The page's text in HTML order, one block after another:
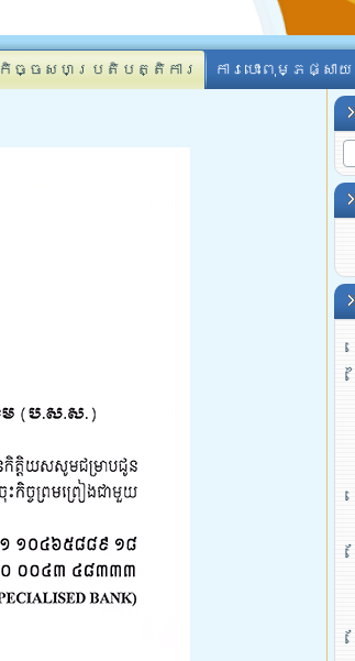
កិច្ចសហប្រតិបត្តិការ ការបោះពុម្ភផ្សាយ